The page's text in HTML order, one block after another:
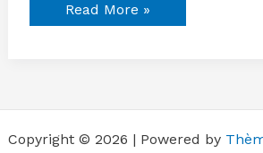
Read More »
Copyright © 2026 | Powered by